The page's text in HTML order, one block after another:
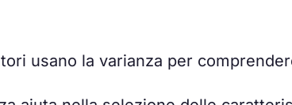
usano la varianza per